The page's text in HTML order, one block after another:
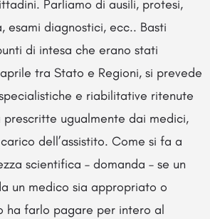
Parliamo di ausili, protesi,
esami diagnostici, ecc.. Basti
di intesa che erano stati
tra Stato e Regioni, si prevede
e riabilitative ritenute
prescritte ugualmente dai medici,
dell’assistito. Come si fa a
scientifica – domanda – se un
un medico sia appropriato o
ha farlo pagare per intero al